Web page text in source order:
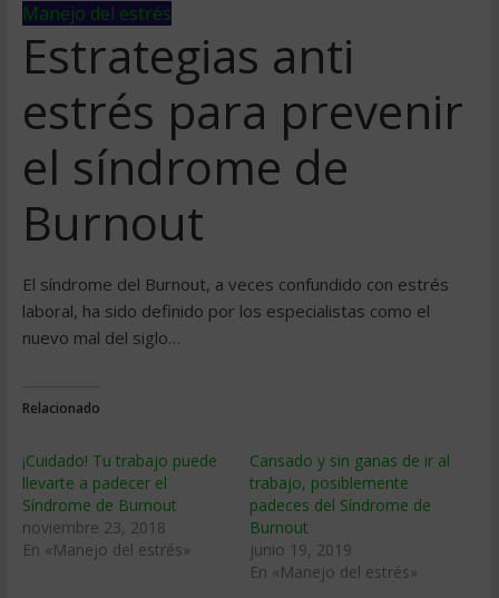
Manejo del estrés
Estrategias anti
estrés para prevenir
el síndrome de
Burnout
El síndrome del Burnout, a veces confundido con estrés
laboral, ha sido definido por los especialistas como el
nuevo mal del siglo…
Relacionado
¡Cuidado! Tu trabajo puede
llevarte a padecer el
Síndrome de Burnout
noviembre 23, 2018
En «Manejo del estrés»
Cansado y sin ganas de ir al
trabajo, posiblemente
padeces del Síndrome de
Burnout
junio 19, 2019
En «Manejo del estrés»